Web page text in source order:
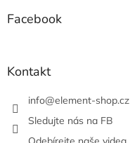
Facebook
Kontakt
info@element-shop.cz
Sledujte nás na FB